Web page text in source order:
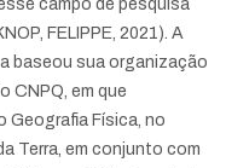
campo de pesquisa
FELIPPE, 2021). A
baseou sua organização
CNPQ, em que
Física, no
Terra, em conjunto com